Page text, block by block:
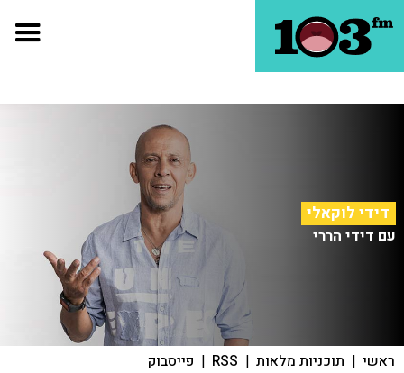
דידי לוקאלי
עם דידי הררי
ראשי | תוכניות מלאות |
RSS
| פייסבוק